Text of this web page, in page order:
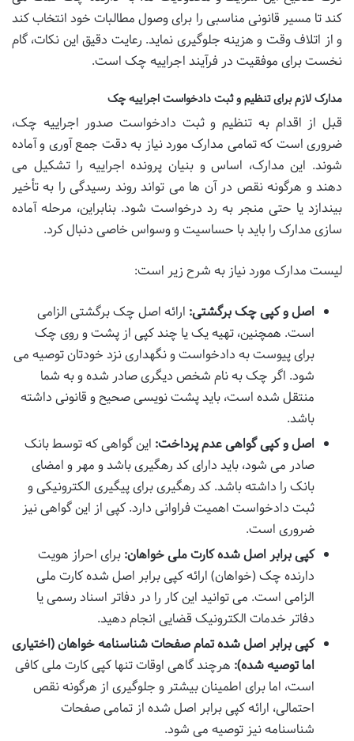
کند تا مسیر قانونی مناسبی را برای وصول مطالبات خود انتخاب کند
و از اتلاف وقت و هزینه جلوگیری نماید. رعایت دقیق این نکات، گام
نخست برای موفقیت در فرآیند اجراییه چک است.
مدارک لازم برای تنظیم و ثبت دادخواست اجراییه چک
قبل از اقدام به تنظیم و ثبت دادخواست صدور اجراییه چک،
ضروری است که تمامی مدارک مورد نیاز به دقت جمع آوری و آماده
شوند. این مدارک، اساس و بنیان پرونده اجراییه را تشکیل می
دهند و هرگونه نقص در آن ها می تواند روند رسیدگی را به تأخیر
بیندازد یا حتی منجر به رد درخواست شود. بنابراین، مرحله آماده
سازی مدارک را باید با حساسیت و وسواس خاصی دنبال کرد.
لیست مدارک مورد نیاز به شرح زیر است:
اصل و کپی چک برگشتی: ارائه اصل چک برگشتی الزامی
است. همچنین، تهیه یک یا چند کپی از پشت و روی چک
برای پیوست به دادخواست و نگهداری نزد خودتان توصیه می
شود. اگر چک به نام شخص دیگری صادر شده و به شما
منتقل شده است، باید پشت نویسی صحیح و قانونی داشته
باشد.
اصل و کپی گواهی عدم پرداخت: این گواهی که توسط بانک
صادر می شود، باید دارای کد رهگیری باشد و مهر و امضای
بانک را داشته باشد. کد رهگیری برای پیگیری الکترونیکی و
ثبت دادخواست اهمیت فراوانی دارد. کپی از این گواهی نیز
ضروری است.
کپی برابر اصل شده کارت ملی خواهان: برای احراز هویت
دارنده چک (خواهان) ارائه کپی برابر اصل شده کارت ملی
الزامی است. می توانید این کار را در دفاتر اسناد رسمی یا
دفاتر خدمات الکترونیک قضایی انجام دهید.
کپی برابر اصل شده تمام صفحات شناسنامه خواهان (اختیاری
اما توصیه شده): هرچند گاهی اوقات تنها کپی کارت ملی کافی
است، اما برای اطمینان بیشتر و جلوگیری از هرگونه نقص
احتمالی، ارائه کپی برابر اصل شده از تمامی صفحات
شناسنامه نیز توصیه می شود.